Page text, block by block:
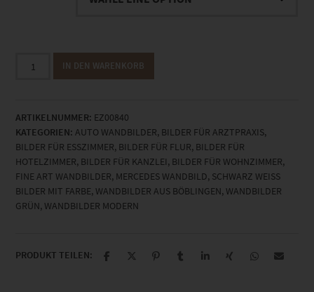
Mercedes
Green
Tiger
Menge
IN DEN WARENKORB
ARTIKELNUMMER: EZ00840
KATEGORIEN: AUTO WANDBILDER, BILDER FÜR ARZTPRAXIS,
BILDER FÜR ESSZIMMER, BILDER FÜR FLUR, BILDER FÜR
HOTELZIMMER, BILDER FÜR KANZLEI, BILDER FÜR WOHNZIMMER,
FINE ART WANDBILDER, MERCEDES WANDBILD, SCHWARZ WEISS B
ILDER MIT FARBE , WANDBILDER AUS BÖBLINGEN, WANDBILDER
GRÜN, WANDBILDER MODERN
PRODUKT TEILEN: